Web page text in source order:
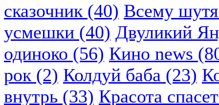
сказочник (40) Всему
усмешки (40) Двуликий
одиноко (56) Кино news
рок (2) Колдуй баба (23)
внутрь (33) Красота